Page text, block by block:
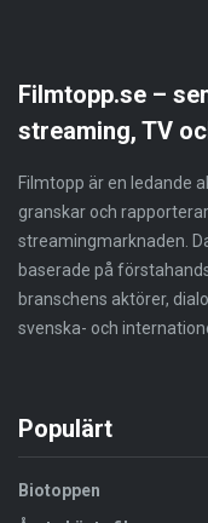
Filmtopp.se –
streaming, TV
Filmtopp är en ledande
granskar och
streamingmarknaden.
baserade på
branschens aktörer,
svenska- och
Populärt
Biotoppen